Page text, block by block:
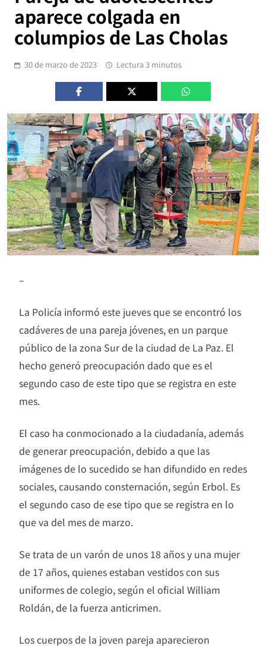
aparece colgada en
columpios de Las Cholas
30 de marzo de 2023 Lectura 3 minutos
–
La Policía informó este jueves que se encontró los
cadáveres de una pareja jóvenes, en un parque
público de la zona Sur de la ciudad de La Paz. El
hecho generó preocupación dado que es el
segundo caso de este tipo que se registra en este
mes.
El caso ha conmocionado a la ciudadanía, además
de generar preocupación, debido a que las
imágenes de lo sucedido se han difundido en redes
sociales, causando consternación, según Erbol. Es
el segundo caso de ese tipo que se registra en lo
que va del mes de marzo.
Se trata de un varón de unos 18 años y una mujer
de 17 años, quienes estaban vestidos con sus
uniformes de colegio, según el oficial William
Roldán, de la fuerza anticrimen.
Los cuerpos de la joven pareja aparecieron